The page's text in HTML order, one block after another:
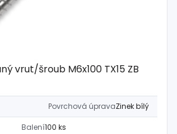
vrut/šroub M6x100 TX15 ZB
Povrchová úpravaZinek bílý
Balení100 ks